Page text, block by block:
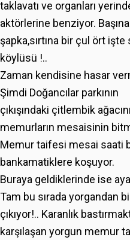
taklavatı ve organları
aktörlerine benziyor.
şapka,sırtına bir çul ört
köylüsü !..
Zaman kendisine hasar
Şimdi Doğancılar parkının
çıkışındaki çitlembik
memurların mesaisinin
Memur taifesi mesai saati
bankamatiklere koşuyor.
Buraya geldiklerinde ise
Tam bu sırada yorgandan
çıkıyor!.. Karanlık
karşılaşan yorgun memur